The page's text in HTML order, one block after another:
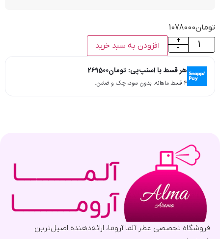
تومان1078000
-
+
افزودن به سبد خرید
هر قسط با اسنپ‌پی: تومان269500
۴ قسط ماهانه. بدون سود، چک و ضامن.
فروشگاه تخصصی عطر آلما آروما، ارائه‌دهنده اصیل‌ترین